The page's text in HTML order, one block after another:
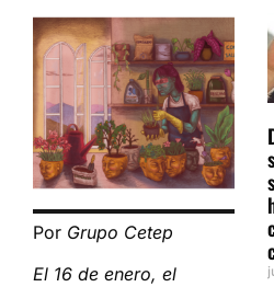
Por Grupo Cetep
El 16 de enero, el